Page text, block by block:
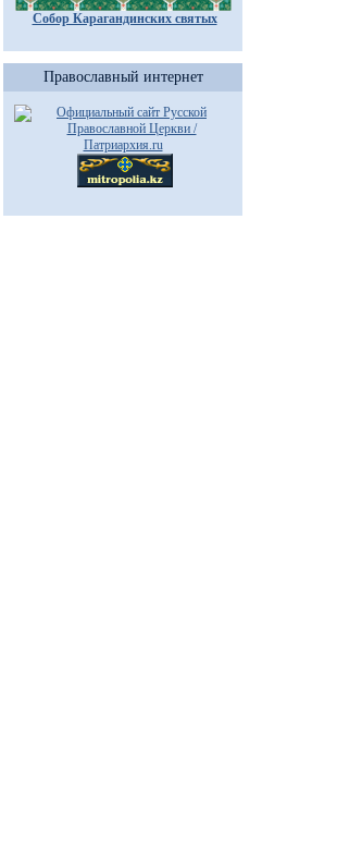
Собор Карагандинских святых
Православный интернет